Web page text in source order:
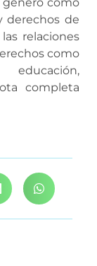
derechos de
relaciones
como
completa